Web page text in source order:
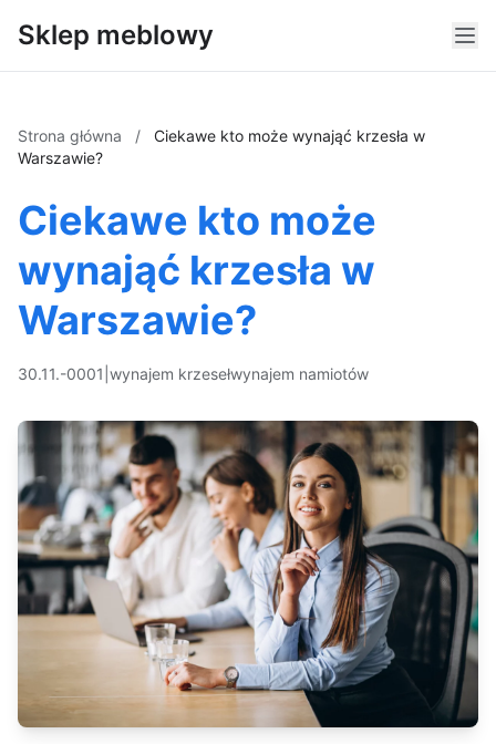
Sklep meblowy
Strona główna /
Ciekawe kto może wynająć krzesła w
Warszawie?
Ciekawe kto może
wynająć krzesła w
Warszawie?
30.11.-0001 wynajem krzesełwynajem namiotów